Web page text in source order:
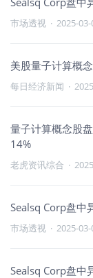
市场透视 · 2025-
美股量子计算概
每日经济新闻 ·
量子计算概念股
14%
老虎资讯综合 ·
Sealsq Corp盘中
市场透视 · 2025-
Sealsq Corp盘中